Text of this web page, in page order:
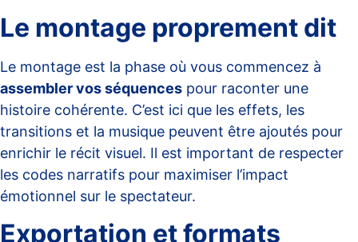
Le montage proprement dit
Le montage est la phase où vous commencez à
assembler vos séquences pour raconter une
histoire cohérente. C’est ici que les effets, les
transitions et la musique peuvent être ajoutés pour
enrichir le récit visuel. Il est important de respecter
les codes narratifs pour maximiser l’impact
émotionnel sur le spectateur.
Exportation et formats